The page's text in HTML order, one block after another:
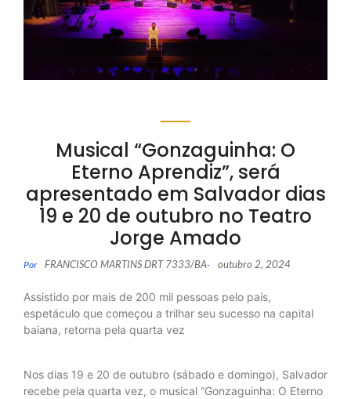
Musical “Gonzaguinha: O
Eterno Aprendiz”, será
apresentado em Salvador dias
19 e 20 de outubro no Teatro
Jorge Amado
Por FRANCISCO MARTINS DRT 7333/BA- outubro 2, 2024
Assistido por mais de 200 mil pessoas pelo país,
espetáculo que começou a trilhar seu sucesso na capital
baiana, retorna pela quarta vez
Nos dias 19 e 20 de outubro (sábado e domingo), Salvador
recebe pela quarta vez, o musical “Gonzaguinha: O Eterno